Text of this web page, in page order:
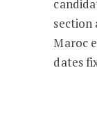
section
Maroc
dates